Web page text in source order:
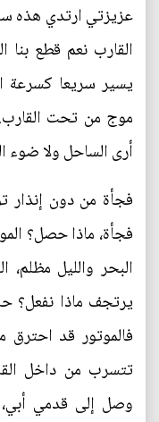
عزيزتي ارتدي هذه
القارب نعم قطع بنا
يسير سريعا كسرعة
موج من تحت القارب.
أرى الساحل ولا ضوء
فجأة من دون إنذار
فجأة، ماذا حصل؟
البحر والليل مظلم،
يرتجف ماذا نفعل؟
فالموتور قد احترق
تتسرب من داخل
وصل إلى قدمي أبي،